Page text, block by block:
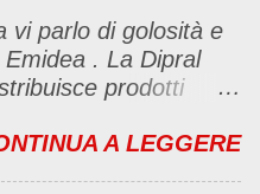
bene, altrimenti no
regole sono le
l'immagine
del mio
vi parlo di golosità e
. La Dipral
prodotti
Emidea (rivolti
A LEGGERE